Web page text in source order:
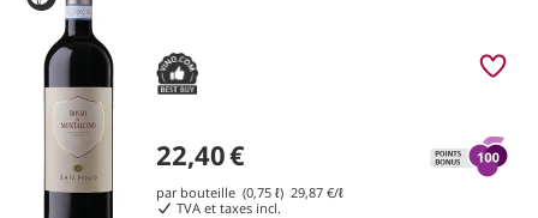
22,40€
par bouteille (0,75 ℓ) 29,87 €/ℓ
TVA et taxes incl.